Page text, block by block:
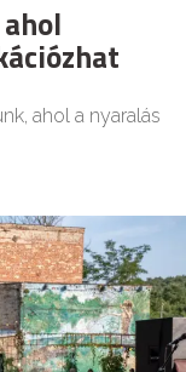
ahol a nyaralás